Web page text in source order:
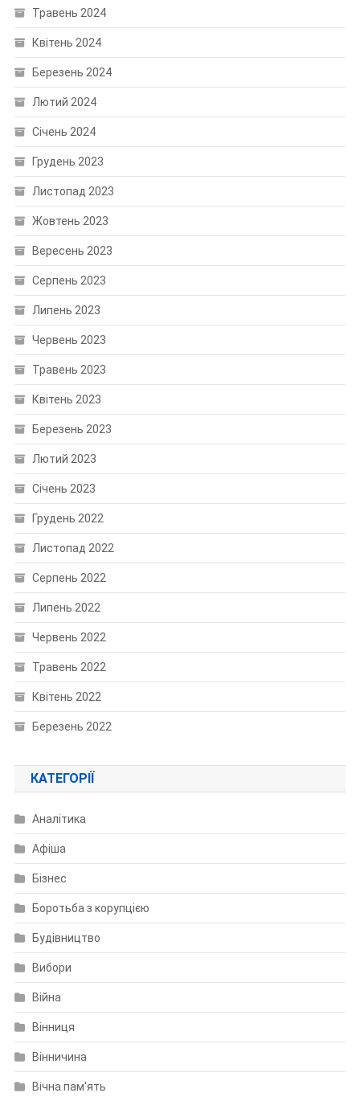
Травень 2024
Квітень 2024
Березень 2024
Лютий 2024
Січень 2024
Грудень 2023
Листопад 2023
Жовтень 2023
Вересень 2023
Серпень 2023
Липень 2023
Червень 2023
Травень 2023
Квітень 2023
Березень 2023
Лютий 2023
Січень 2023
Грудень 2022
Листопад 2022
Серпень 2022
Липень 2022
Червень 2022
Травень 2022
Квітень 2022
Березень 2022
КАТЕГОРІЇ
Аналітика
Афіша
Бізнес
Боротьба з корупцією
Будівництво
Вибори
Війна
Вінниця
Вінничина
Вічна пам'ять